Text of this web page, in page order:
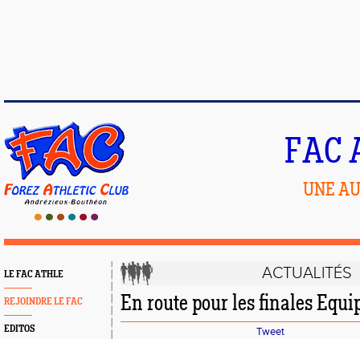
FAC
UNE
LE FAC ATHLE
REJOINDRE LE FAC
EDITOS
ACTUALITÉS
En route pour les finales
Tweet